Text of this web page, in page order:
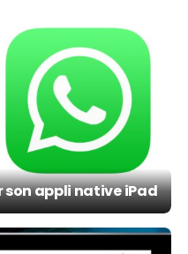
appli native iPad